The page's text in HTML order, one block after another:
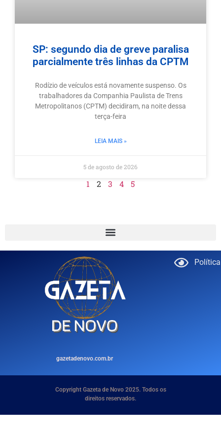
SP: segundo dia de greve paralisa
parcialmente três linhas da CPTM
Rodízio de veículos está novamente suspenso. Os
trabalhadores da Companhia Paulista de Trens
Metropolitanos (CPTM) decidiram, na noite dessa
terça-feira
LEIA MAIS »
5 de agosto de 2026
1 2 3 4 5
gazetadenovo.com.br
Copyright Gazeta de Novo 2025. Todos os
direitos reservados.